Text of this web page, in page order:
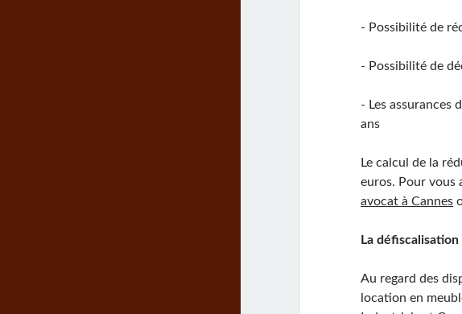
- Possibilité de
- Possibilité de
- Les assurances
ans
Le calcul de la
euros. Pour vous
avocat à Cannes
La
Au regard des
location en